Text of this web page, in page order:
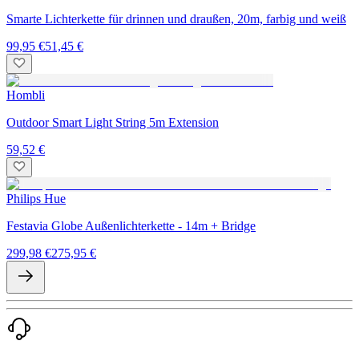
Smarte Lichterkette für drinnen und draußen, 20m, farbig und weiß
99,95 €51,45 €
Hombli
Outdoor Smart Light String 5m Extension
59,52 €
Philips Hue
Festavia Globe Außenlichterkette - 14m + Bridge
299,98 €275,95 €